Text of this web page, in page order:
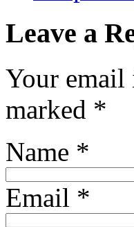
Leave a
Your email
marked *
Name *
Email *